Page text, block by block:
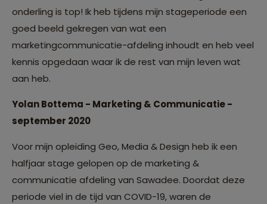
onderling is top! Ik heb tijdens mijn stageperiode een
goed beeld gekregen van wat een
marketingcommunicatie-afdeling inhoudt en heb veel
kennis opgedaan waar ik de rest van mijn leven wat
aan heb.
Yolan Bottema - Marketing & Communicatie -
september 2020
Voor mijn opleiding Geo, Media & Design heb ik een
halfjaar stage gelopen op de marketing &
communicatie afdeling van Sawadee. Doordat deze
periode viel in de tijd van COVID-19, waren de